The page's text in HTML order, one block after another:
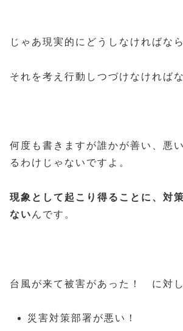
じゃあ現実的にどうしなければな
それを考え行動しつづけなければ
何度も書きますが誰かが善い、悪
るわけじゃないですよ。
現象として起こり得ることに、対
ない んです。
台風が来て被害があった！ に対
災害対策部署が悪い！